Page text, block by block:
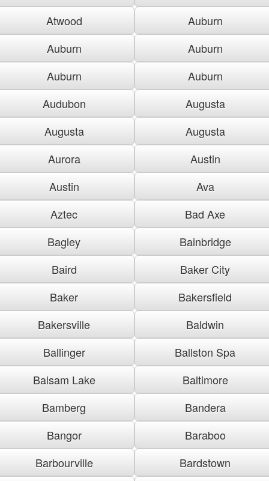
Atwood
Auburn
Auburn
Auburn
Auburn
Auburn
Audubon
Augusta
Augusta
Augusta
Aurora
Austin
Austin
Ava
Aztec
Bad Axe
Bagley
Bainbridge
Baird
Baker City
Baker
Bakersfield
Bakersville
Baldwin
Ballinger
Ballston Spa
Balsam Lake
Baltimore
Bamberg
Bandera
Bangor
Baraboo
Barbourville
Bardstown